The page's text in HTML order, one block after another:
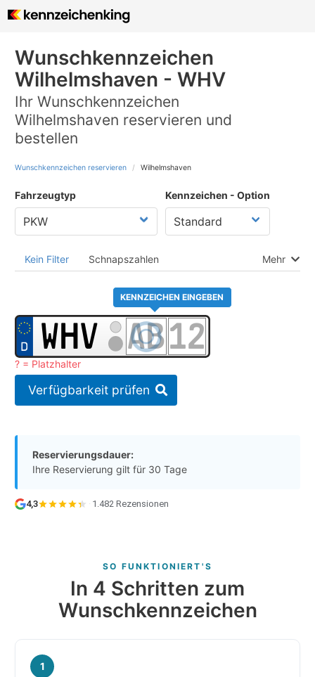
Wunschkennzeichen
Wilhelmshaven - WHV
Ihr Wunschkennzeichen
Wilhelmshaven reservieren und
bestellen
Wunschkennzeichen reservieren Wilhelmshaven
Fahrzeugtyp Kennzeichen - Option
Kein Filter Schnapszahlen Mehr
KENNZEICHEN EINGEBEN
? = Platzhalter
Verfügbarkeit prüfen
Reservierungsdauer:
Ihre Reservierung gilt für 30 Tage
4,3 · 1.482 Rezensionen
SO FUNKTIONIERT'S
In 4 Schritten zum
Wunschkennzeichen
1